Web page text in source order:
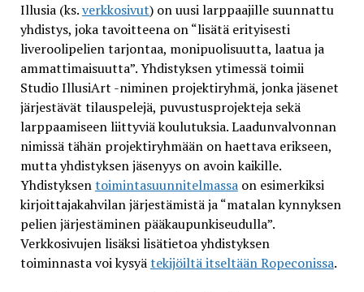
Illusia (ks.verkkosivut) on uusi larppaajille suunnattu
yhdistys, joka tavoitteena on “lisätä erityisesti
liveroolipelien tarjontaa, monipuolisuutta, laatua ja
ammattimaisuutta”. Yhdistyksen ytimessä toimii
Studio IllusiArt -niminen projektiryhmä, jonka jäsenet
järjestävät tilauspelejä, puvustusprojekteja sekä
larppaamiseen liittyviä koulutuksia. Laadunvalvonnan
nimissä tähän projektiryhmään on haettava erikseen,
mutta yhdistyksen jäsenyys on avoin kaikille.
Yhdistyksentoimintasuunnitelmassaon esimerkiksi
kirjoittajakahvilan järjestämistä ja “matalan kynnyksen
pelien järjestäminen pääkaupunkiseudulla”.
Verkkosivujen lisäksi lisätietoa yhdistyksen
toiminnasta voi kysyätekijöiltä itseltään Ropeconissa.